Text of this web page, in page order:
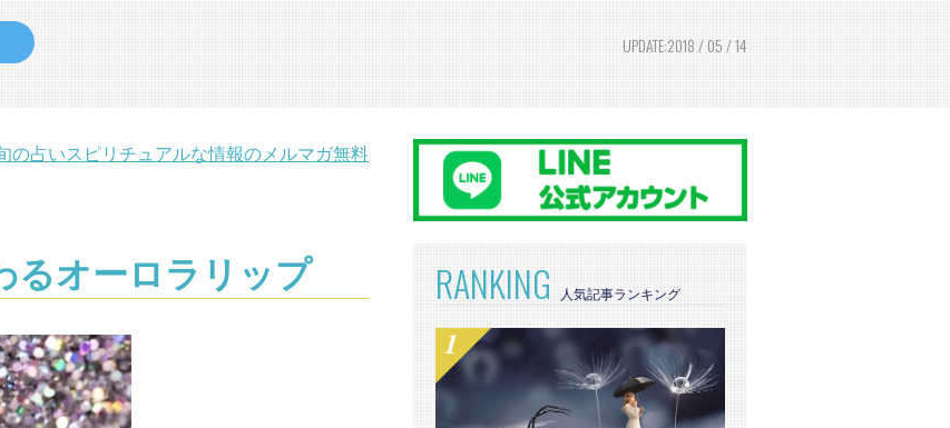
UPDATE:2018 / 05 / 14
占いスピリチュアルな情報のメルマガ無料
るオーロラリップ RANKING